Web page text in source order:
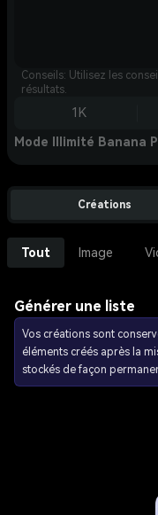
Conseils: Utilisez les
résultats.
1K
Mode Illimité Banana
Créations
Tout Image
Générer une liste
Vos créations sont
éléments créés après la
stockés de façon